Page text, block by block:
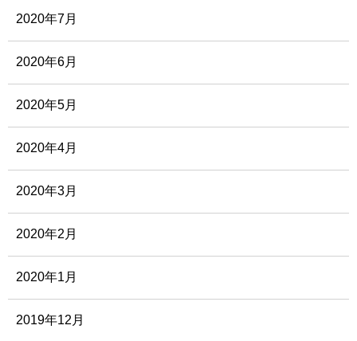
2020年7月
2020年6月
2020年5月
2020年4月
2020年3月
2020年2月
2020年1月
2019年12月